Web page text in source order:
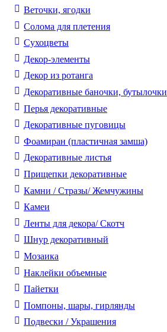
Веточки, ягодки
Солома для плетения
Cухоцветы
Декор-элементы
Декор из ротанга
Декоративные баночки, бутылочки
Перья декоративные
Декоративные пуговицы
Фоамиран (пластичная замша)
Декоративные листья
Прищепки декоративные
Камни / Cтразы/ Жемчужины
Камеи
Ленты для декора/ Скотч
Шнур декоративный
Мозаика
Наклейки объемные
Пайетки
Помпоны, шары, гирлянды
Подвески / Украшения